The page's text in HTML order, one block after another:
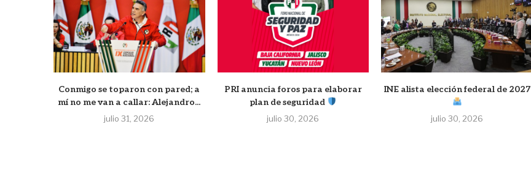
Conmigo se toparon con pared; a
mí no me van a callar: Alejandro...
julio 31, 2026
PRI anuncia foros para elaborar
plan de seguridad
julio 30, 2026
INE alista elección federal de 2027
julio 30, 2026